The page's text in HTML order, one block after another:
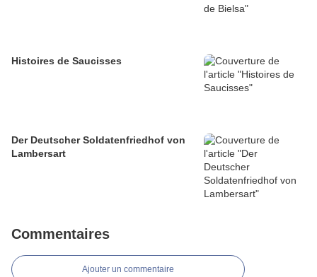
Histoires de Saucisses
Der Deutscher Soldatenfriedhof von
Lambersart
Commentaires
Ajouter un commentaire